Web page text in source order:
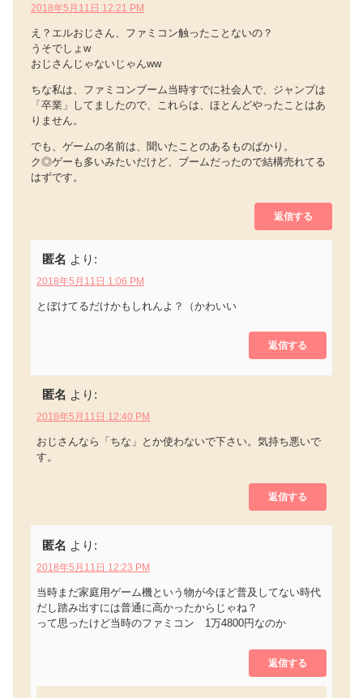
2018年5月11日 12:21 PM
え？エルおじさん、ファミコン触ったことないの？
うそでしょw
おじさんじゃないじゃんww
ちな私は、ファミコンブーム当時すでに社会人で、ジャンプは
「卒業」してましたので、これらは、ほとんどやったことはあ
りません。
でも、ゲームの名前は、聞いたことのあるものばかり。
ク◎ゲーも多いみたいだけど、ブームだったので結構売れてる
はずです。
返信する
匿名 より:
2018年5月11日 1:06 PM
とぼけてるだけかもしれんよ？（かわいい
返信する
匿名 より:
2018年5月11日 12:40 PM
おじさんなら「ちな」とか使わないで下さい。気持ち悪いで
す。
返信する
匿名 より:
2018年5月11日 12:23 PM
当時まだ家庭用ゲーム機という物が今ほど普及してない時代
だし踏み出すには普通に高かったからじゃね？
って思ったけど当時のファミコン 1万4800円なのか
返信する